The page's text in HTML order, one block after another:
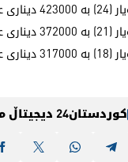
عێراقی
عێراقی
عێراقی
کوردستان24 دیجیتاڵ میدیا